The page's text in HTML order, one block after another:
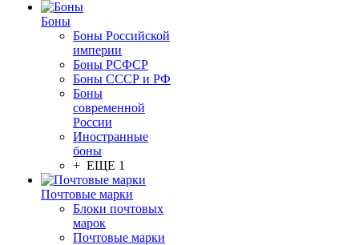
Боны
Боны Российской
империи
Боны РСФСР
Боны СССР и РФ
Боны
современной
России
Иностранные
боны
+ ЕЩЕ 1
Почтовые марки
Блоки почтовых
марок
Почтовые марки